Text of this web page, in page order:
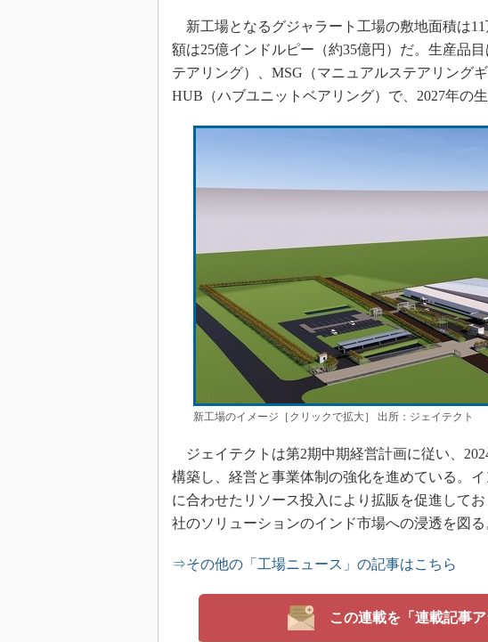
新工場となるグジャラート工場の敷地面積は11
額は25億インドルピー（約35億円）だ。生産品
テアリング）、MSG（マニュアルステアリング
HUB（ハブユニットベアリング）で、2027年の
新工場のイメージ［クリックで拡大］ 出所：ジェイテクト
ジェイテクトは第2期中期経営計画に従い、
構築し、経営と事業体制の強化を進めている。
に合わせたリソース投入により拡販を促進して
社のソリューションのインド市場への浸透を図る
⇒その他の「工場ニュース」の記事はこちら
この連載を「連載記事